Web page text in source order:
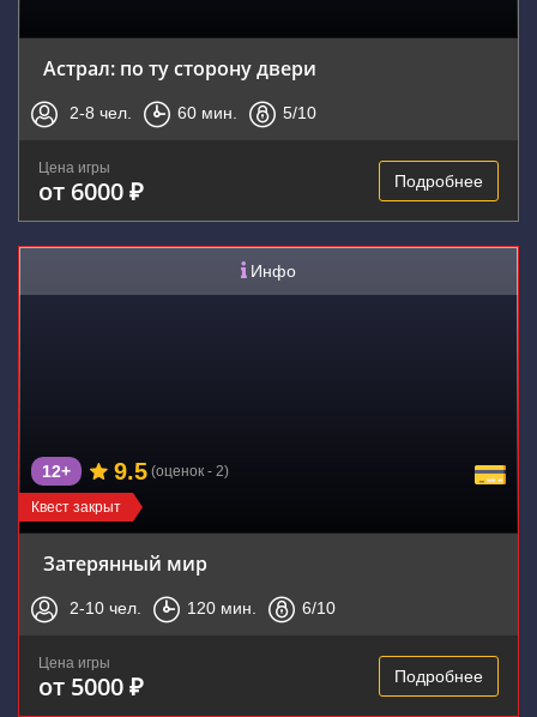
Астрал: по ту сторону двери
2-8 чел. 60 мин. 5/10
Цена игры
от 6000 ₽ Подробнее
Инфо
Квест закрыт
12+ 9.5 (оценок - 2)
Затерянный мир
2-10 чел. 120 мин. 6/10
Цена игры
от 5000 ₽ Подробнее